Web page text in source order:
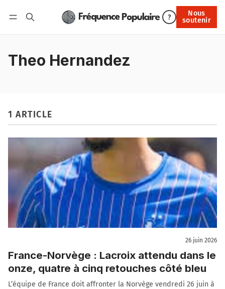
?
Nous
soutenir
Nous soutenir
Theo Hernandez
1 ARTICLE
26 juin 2026
France-Norvège : Lacroix attendu dans le
onze, quatre à cinq retouches côté bleu
L’équipe de France doit affronter la Norvège vendredi 26 juin à